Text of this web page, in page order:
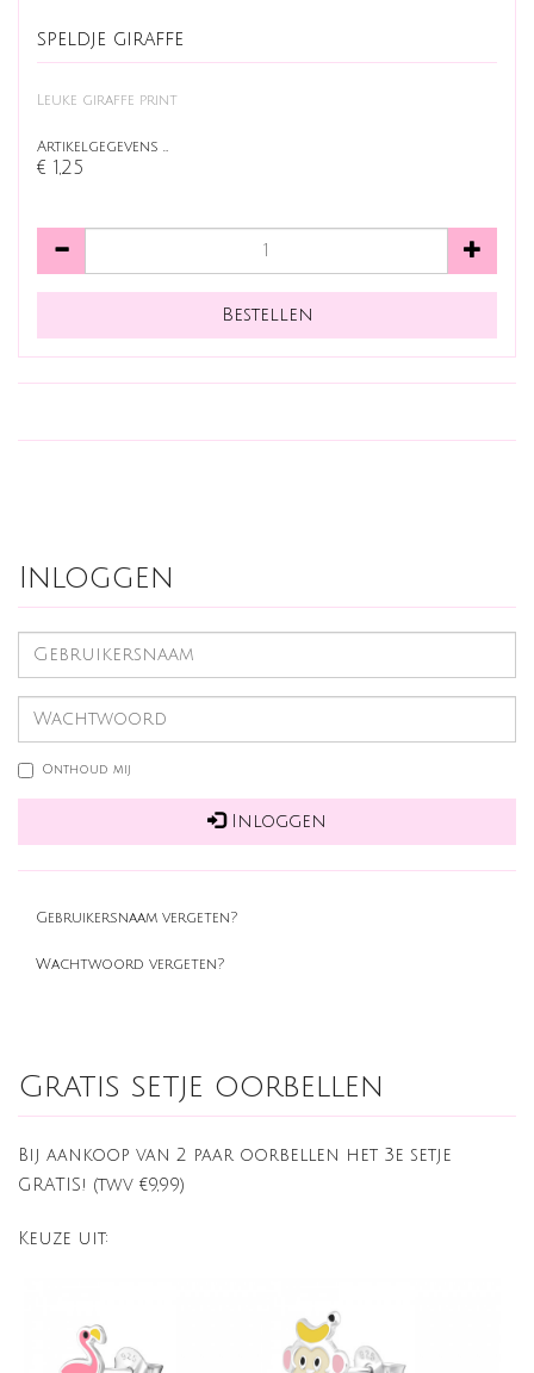
speldje giraffe
Leuke giraffe print
Artikelgegevens …
€ 1,25
Inloggen
Onthoud mij
Inloggen
Gebruikersnaam vergeten?
Wachtwoord vergeten?
Gratis setje oorbellen
Bij aankoop van 2 paar oorbellen het 3e setje
GRATIS! (twv €9,99)
Keuze uit: